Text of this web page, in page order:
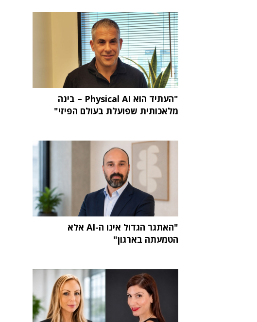
"העתיד הוא Physical AI – בינה
מלאכותית שפועלת בעולם הפיזי"
"האתגר הגדול אינו ה-AI אלא
הטמעתה בארגון"